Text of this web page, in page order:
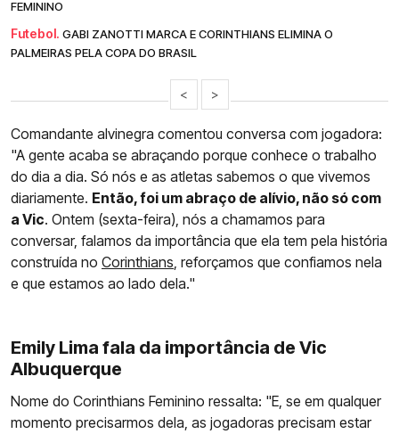
FEMININO
Futebol. GABI ZANOTTI MARCA E CORINTHIANS ELIMINA O
PALMEIRAS PELA COPA DO BRASIL
< >
Comandante alvinegra comentou conversa com jogadora:
"A gente acaba se abraçando porque conhece o trabalho
do dia a dia. Só nós e as atletas sabemos o que vivemos
diariamente. Então, foi um abraço de alívio, não só com
a Vic. Ontem (sexta-feira), nós a chamamos para
conversar, falamos da importância que ela tem pela história
construída no Corinthians, reforçamos que confiamos nela
e que estamos ao lado dela."
Emily Lima fala da importância de Vic
Albuquerque
Nome do Corinthians Feminino ressalta: "E, se em qualquer
momento precisarmos dela, as jogadoras precisam estar